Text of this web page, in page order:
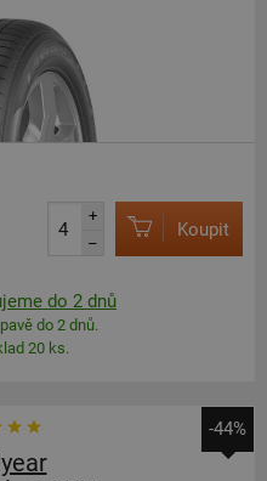
+
–
Koupit
do 2 dnů
do 2 dnů.
20 ks.
-44%